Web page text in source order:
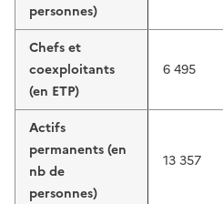
personnes)
Chefs et
coexploitants
(en ETP)
6 495
Actifs
permanents (en
nb de
personnes)
13 357